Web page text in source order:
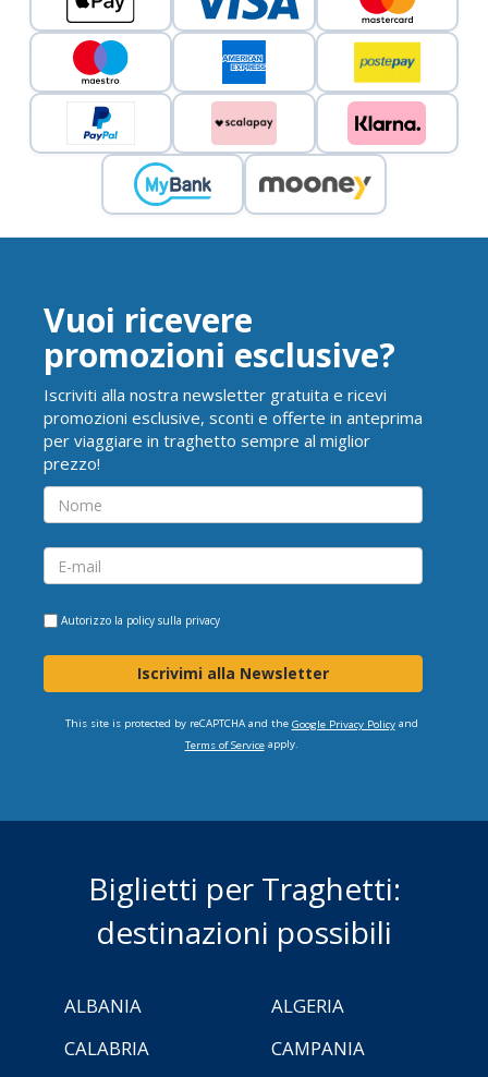
Vuoi ricevere
promozioni esclusive?
Iscriviti alla nostra newsletter gratuita e ricevi
promozioni esclusive, sconti e offerte in anteprima
per viaggiare in traghetto sempre al miglior
prezzo!
Autorizzo la policy sulla privacy
Iscrivimi alla Newsletter
This site is protected by reCAPTCHA and the Google Privacy Policyand
Terms of Serviceapply.
Biglietti per Traghetti:
destinazioni possibili
ALBANIA
ALGERIA
CALABRIA
CAMPANIA